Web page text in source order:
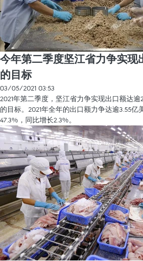
今年第二季度坚江省力争实现
的目标
03/05/2021 03:53
2021年第二季度，坚江省力争实现出口额达逾
的目标。2021年全年的出口额力争达逾3.55亿
47.3%，同比增长2.3%。